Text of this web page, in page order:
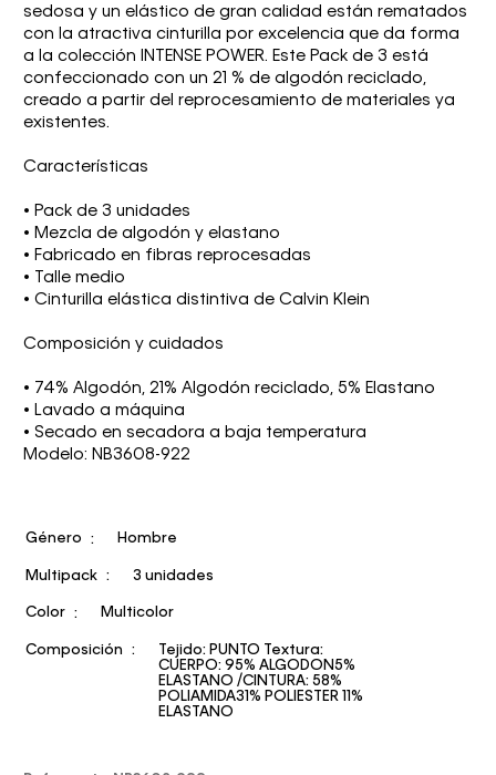
sedosa y un elástico de gran calidad están rematados
con la atractiva cinturilla por excelencia que da forma
a la colección INTENSE POWER. Este Pack de 3 está
confeccionado con un 21 % de algodón reciclado,
creado a partir del reprocesamiento de materiales ya
existentes.
Características
• Pack de 3 unidades
• Mezcla de algodón y elastano
• Fabricado en fibras reprocesadas
• Talle medio
• Cinturilla elástica distintiva de Calvin Klein
Composición y cuidados
• 74% Algodón, 21% Algodón reciclado, 5% Elastano
• Lavado a máquina
• Secado en secadora a baja temperatura
Modelo: NB3608-922
Género Hombre
Multipack 3 unidades
Color Multicolor
Composición
Tejido: PUNTO Textura:
CUERPO: 95% ALGODON5%
ELASTANO /CINTURA: 58%
POLIAMIDA31% POLIESTER 11%
ELASTANO